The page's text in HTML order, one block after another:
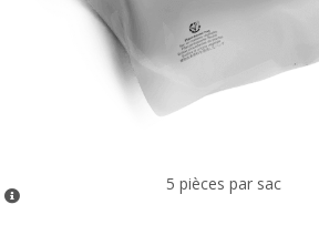
5 pièces par sac